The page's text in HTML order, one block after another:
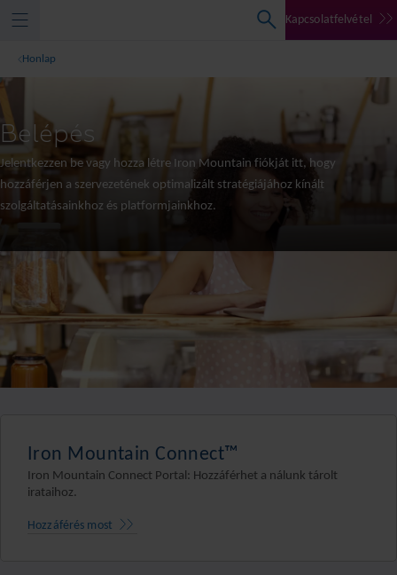
Kapcsolatfelvétel
Honlap
Belépés
Jelentkezzen be vagy hozza létre Iron Mountain fiókját itt, hogy
hozzáférjen a szervezetének optimalizált stratégiájához kínált
szolgáltatásainkhoz és platformjainkhoz.
Iron Mountain Connect™
Iron Mountain Connect Portal: Hozzáférhet a nálunk tárolt
irataihoz.
Hozzáférés most